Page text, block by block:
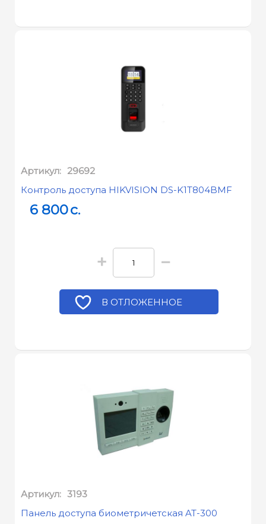
Артикул: 29692
Контроль доступа HIKVISION DS-K1T804BMF
6 800c.
+ −
В ОТЛОЖЕННОЕ
Артикул: 3193
Панель доступа биометричетская AT-300